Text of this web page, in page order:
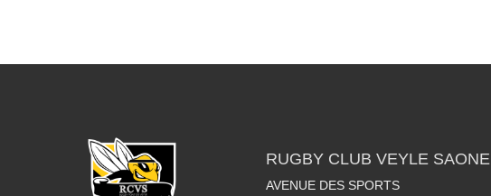
RUGBY CLUB VEYLE SAONE
AVENUE DES SPORTS